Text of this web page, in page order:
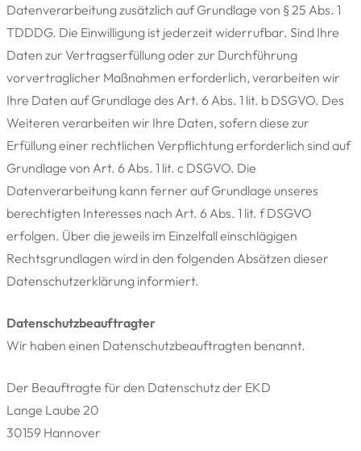
Datenverarbeitung zusätzlich auf Grundlage von § 25 Abs. 1
TDDDG. Die Einwilligung ist jederzeit widerrufbar. Sind Ihre
Daten zur Vertragserfüllung oder zur Durchführung
vorvertraglicher Maßnahmen erforderlich, verarbeiten wir
Ihre Daten auf Grundlage des Art. 6 Abs. 1 lit. b DSGVO. Des
Weiteren verarbeiten wir Ihre Daten, sofern diese zur
Erfüllung einer rechtlichen Verpflichtung erforderlich sind auf
Grundlage von Art. 6 Abs. 1 lit. c DSGVO. Die
Datenverarbeitung kann ferner auf Grundlage unseres
berechtigten Interesses nach Art. 6 Abs. 1 lit. f DSGVO
erfolgen. Über die jeweils im Einzelfall einschlägigen
Rechtsgrundlagen wird in den folgenden Absätzen dieser
Datenschutzerklärung informiert.
Datenschutz­beauftragter
Wir haben einen Datenschutzbeauftragten benannt.
Der Beauftragte für den Datenschutz der EKD
Lange Laube 20
30159 Hannover